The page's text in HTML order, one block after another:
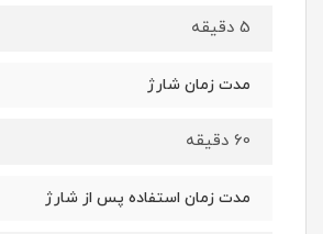
5 دقیقه
مدت زمان شارژ
60 دقیقه
مدت زمان استفاده پس از شارژ